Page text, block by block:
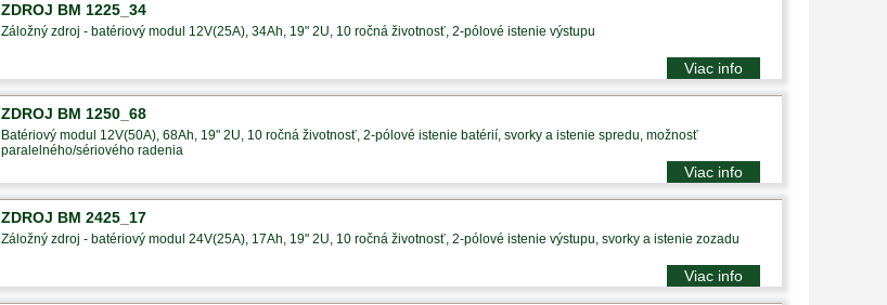
ZDROJ BM 1225_34
Záložný zdroj - batériový modul 12V(25A), 34Ah, 19" 2U, 10 ročná životnosť, 2-pólové istenie výstupu
Viac info
ZDROJ BM 1250_68
Batériový modul 12V(50A), 68Ah, 19" 2U, 10 ročná životnosť, 2-pólové istenie batérií, svorky a istenie spredu, možnosť
paralelného/sériového radenia
Viac info
ZDROJ BM 2425_17
Záložný zdroj - batériový modul 24V(25A), 17Ah, 19" 2U, 10 ročná životnosť, 2-pólové istenie výstupu, svorky a istenie zozadu
Viac info